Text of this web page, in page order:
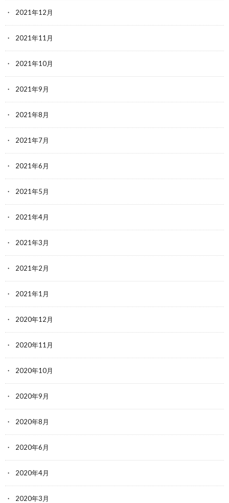
2021年12月
2021年11月
2021年10月
2021年9月
2021年8月
2021年7月
2021年6月
2021年5月
2021年4月
2021年3月
2021年2月
2021年1月
2020年12月
2020年11月
2020年10月
2020年9月
2020年8月
2020年6月
2020年4月
2020年3月